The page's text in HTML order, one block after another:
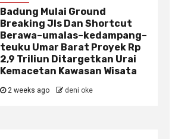
Badung Mulai Ground
Breaking Jls Dan Shortcut
Berawa–umalas–kedampang–
teuku Umar Barat Proyek Rp
2,9 Triliun Ditargetkan Urai
Kemacetan Kawasan Wisata
2 weeks ago deni oke